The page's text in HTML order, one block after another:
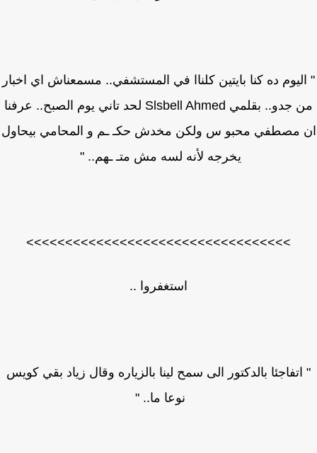
ده كنا بايتين كلناا في المستشفي.. مسمعناش اي اخبار
من جدو.. بقلمي Slsbell Ahmed لحد تاني يوم الصبح.. عرفنا
مصطفي محبو س ولكن مخدش حكـ ـم و المحامي بيحاول
يخرجه لأنه لسه مش متـ ـهم.. "
>>>>>>>>>>>>>>>>>>>>>>>>>>>>>>>>>>
استغفروا ..
بالدكتور الى سمح لينا بالزياره وقال زياد بقي كويس
نوعا ما.. "